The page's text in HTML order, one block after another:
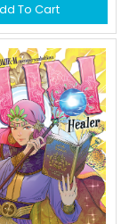
To Cart